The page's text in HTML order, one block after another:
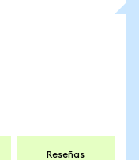
Reseñas